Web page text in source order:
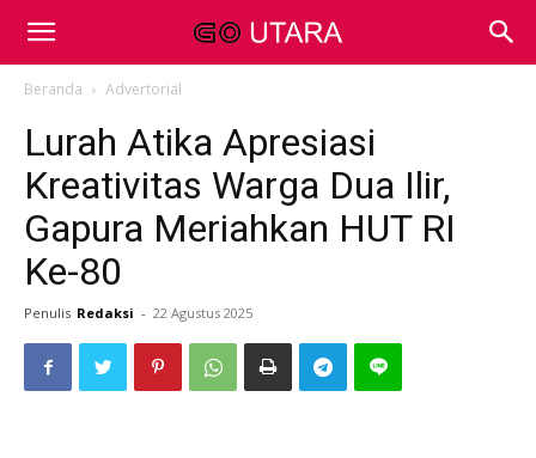
Beranda Advertorial
Lurah Atika Apresiasi
Kreativitas Warga Dua Ilir,
Gapura Meriahkan HUT RI
Ke-80
Penulis Redaksi - 22 Agustus 2025